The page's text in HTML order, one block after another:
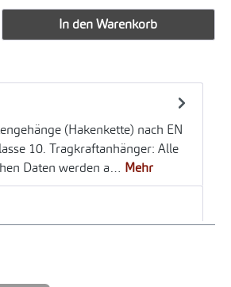
Gib den gewünschten
In den Warenkorb
(Hakenkette) nach EN
10. Tragkraftanhänger: Alle
Daten werden a… Mehr